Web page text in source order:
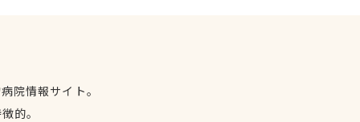
院情報サイト。
的。